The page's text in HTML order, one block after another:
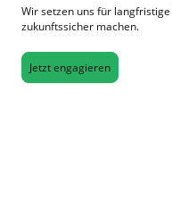
Wir setzen uns für
zukunftssicher machen.
Jetzt engagieren